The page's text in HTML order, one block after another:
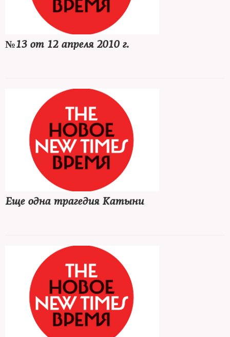
№13 от 12 апреля 2010 г.
Еще одна трагедия Катыни